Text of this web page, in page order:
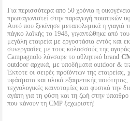
Για περισσότερα από 50 χρόνια η
πρωταγωνιστεί στην παραγωγή ποιοτικών
Αυτό που ξεκίνησε μεταπολεμικά η γιαγιά
πάγκο λαϊκής το 1948, γιγαντώθηκε από
μεγάλη εταιρεία με εργοστάσια εντός και
συνεργασίες με τους κολοσσούς της
Campagnolo λάνσαρε το αθλητικό brand
outdoor αρχικά, με υποδήματα outdoor &
Έκτοτε οι σειρές προϊόντων της εταιρείας,
υφάσματα και υλικά εξαιρετικής
τεχνολογικές καινοτομίες και φυσικά την
αγάπη για τη φύση και τη ζωή στην ύπαιθρο
που κάνουν τη CMP ξεχωριστή!